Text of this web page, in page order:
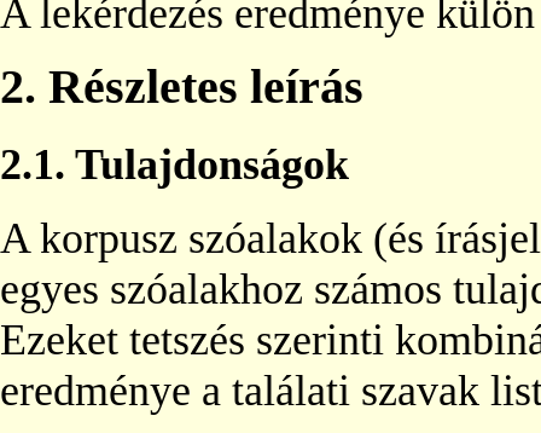
A lekérdezés eredménye
2. Részletes leírás
2.1. Tulajdonságok
A korpusz szóalakok (és
egyes szóalakhoz számos
Ezeket tetszés szerinti
eredménye a találati szavak